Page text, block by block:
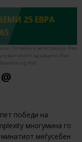
25 ЕВРА
Потребна е регистрација. Има
влогот од кредити. Има
#Ad
победи на
многумина го
меѓусебен